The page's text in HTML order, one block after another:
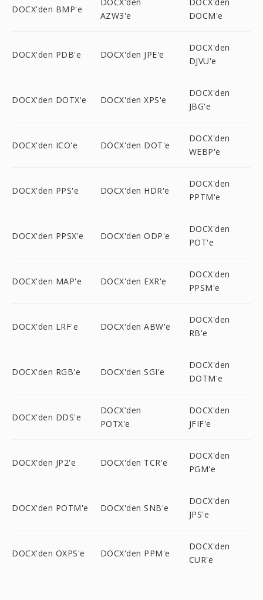
DOCX'den BMP'e
AZW3'e
DOCM'e
DOCX'den PDB'e DOCX'den JPE'e
DOCX'den
DJVU'e
DOCX'den DOTX'e DOCX'den XPS'e
DOCX'den
JBG'e
DOCX'den ICO'e DOCX'den DOT'e
DOCX'den
WEBP'e
DOCX'den PPS'e DOCX'den HDR'e
DOCX'den
PPTM'e
DOCX'den PPSX'e DOCX'den ODP'e
DOCX'den
POT'e
DOCX'den MAP'e DOCX'den EXR'e
DOCX'den
PPSM'e
DOCX'den LRF'e DOCX'den ABW'e
DOCX'den
RB'e
DOCX'den RGB'e DOCX'den SGI'e
DOCX'den
DOTM'e
DOCX'den DDS'e
DOCX'den
POTX'e
DOCX'den
JFIF'e
DOCX'den JP2'e DOCX'den TCR'e
DOCX'den
PGM'e
DOCX'den POTM'e DOCX'den SNB'e
DOCX'den
JPS'e
DOCX'den OXPS'e DOCX'den PPM'e
DOCX'den
CUR'e